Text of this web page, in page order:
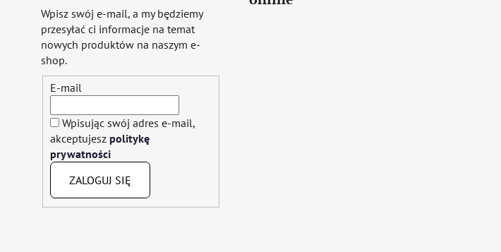
Wpisz swój e-mail, a my będziemy
przesyłać ci informacje na temat
nowych produktów na naszym e-
shop.
E-mail
Wpisując swój adres e-mail,
akceptujesz politykę
prywatności
ZALOGUJ SIĘ